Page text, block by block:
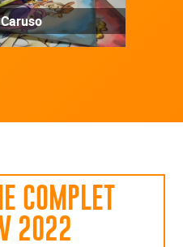
Caruso
COMPLET
2022